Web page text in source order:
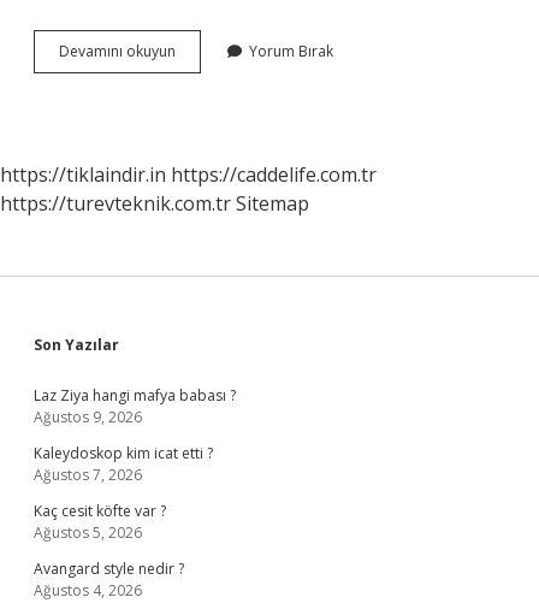
Devamını okuyun
Nöbeti
Yorum Bırak
https://tiklaindir.in https://caddelife.com.tr
https://turevteknik.com.trSitemap
Sidebar
Son Yazılar
Laz Ziya hangi mafya babası ?
Ağustos 9, 2026
Kaleydoskop kim icat etti ?
Ağustos 7, 2026
Kaç cesit köfte var ?
Ağustos 5, 2026
Avangard style nedir ?
Ağustos 4, 2026